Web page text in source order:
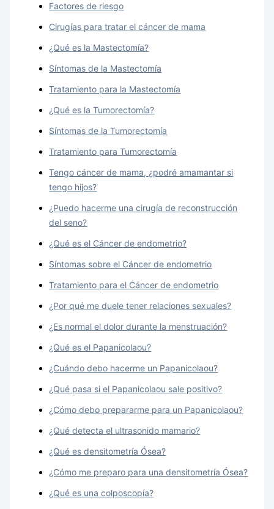
Factores de riesgo
Cirugías para tratar el cáncer de mama
¿Qué es la Mastectomía?
Síntomas de la Mastectomía
Tratamiento para la Mastectomía
¿Qué es la Tumorectomía?
Síntomas de la Tumorectomía
Tratamiento para Tumorectomía
Tengo cáncer de mama, ¿podré amamantar si
tengo hijos?
¿Puedo hacerme una cirugía de reconstrucción
del seno?
¿Qué es el Cáncer de endometrio?
Síntomas sobre el Cáncer de endometrio
Tratamiento para el Cáncer de endometrio
¿Por qué me duele tener relaciones sexuales?
¿Es normal el dolor durante la menstruación?
¿Qué es el Papanicolaou?
¿Cuándo debo hacerme un Papanicolaou?
¿Qué pasa si el Papanicolaou sale positivo?
¿Cómo debo prepararme para un Papanicolaou?
¿Qué detecta el ultrasonido mamario?
¿Qué es densitometría Ósea?
¿Cómo me preparo para una densitometría Ósea?
¿Qué es una colposcopía?